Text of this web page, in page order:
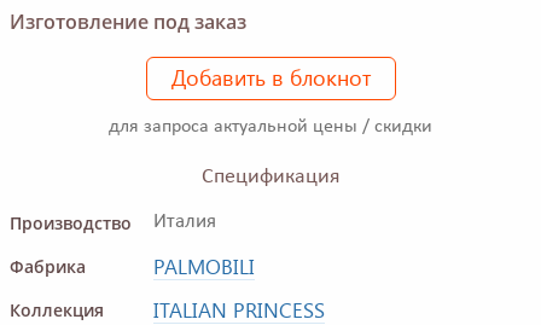
Изготовление под заказ
Добавить в блокнот
для запроса актуальной цены / скидки
Спецификация
Производство
Италия
Фабрика PALMOBILI
Коллекция ITALIAN PRINCESS